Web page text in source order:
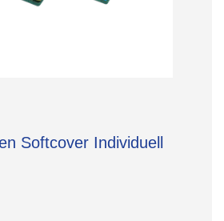
Softcover Individuell